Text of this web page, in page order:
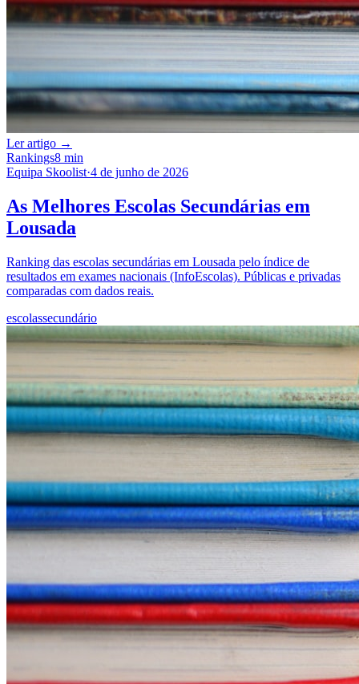
Ler artigo →
Rankings8 min
Equipa Skoolist·4 de junho de 2026
As Melhores Escolas Secundárias em
Lousada
Ranking das escolas secundárias em Lousada pelo índice de
resultados em exames nacionais (InfoEscolas). Públicas e privadas
comparadas com dados reais.
escolassecundário